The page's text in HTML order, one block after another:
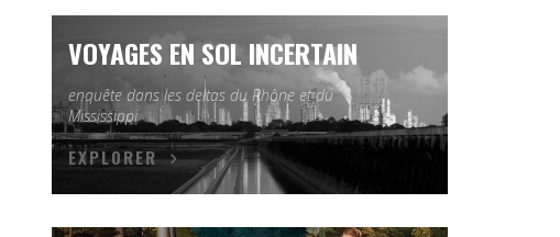
VOYAGES EN SOL INCERTAIN
enquête dans les deltas du Rhône et du
Mississippi
EXPLORER